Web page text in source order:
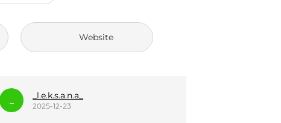
Website
S savitskij_v
2025-12-23